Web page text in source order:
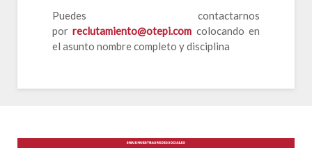
Puedes contactarnos
porreclutamiento@otepi.com colocando en
el asunto nombre completo y disciplina